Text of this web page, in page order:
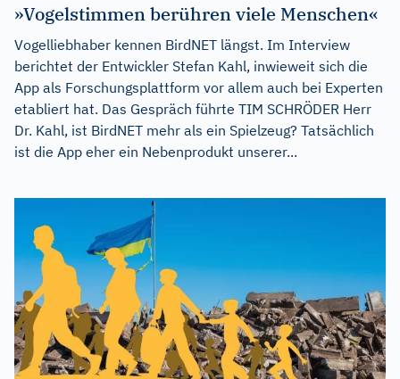
»Vogelstimmen berühren viele Menschen«
Vogelliebhaber kennen BirdNET längst. Im Interview
berichtet der Entwickler Stefan Kahl, inwieweit sich die
App als Forschungsplattform vor allem auch bei Experten
etabliert hat. Das Gespräch führte TIM SCHRÖDER Herr
Dr. Kahl, ist BirdNET mehr als ein Spielzeug? Tatsächlich
ist die App eher ein Nebenprodukt unserer...